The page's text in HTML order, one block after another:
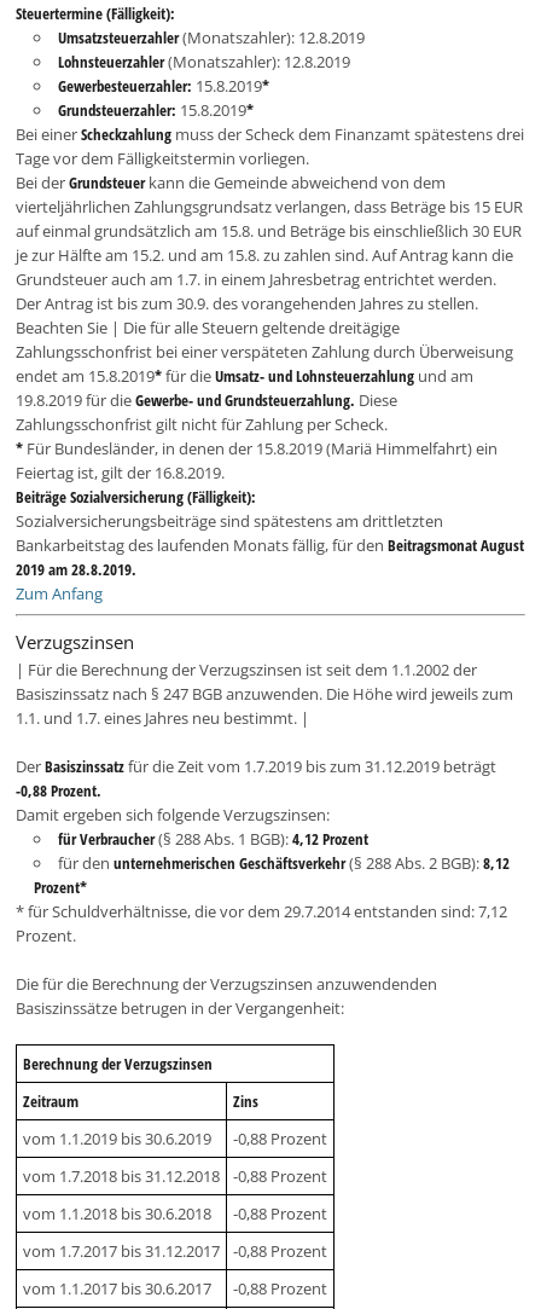
Steuertermine (Fälligkeit):
Umsatzsteuerzahler(Monatszahler): 12.8.2019
Lohnsteuerzahler(Monatszahler): 12.8.2019
Gewerbesteuerzahler: 15.8.2019*
Grundsteuerzahler: 15.8.2019*
Bei einerScheckzahlung muss der Scheck dem Finanzamt spätestens drei
Tage vor dem Fälligkeitstermin vorliegen.
Bei derGrundsteuerkann die Gemeinde abweichend von dem
vierteljährlichen Zahlungsgrundsatz verlangen, dass Beträge bis 15 EUR
auf einmal grundsätzlich am 15.8. und Beträge bis einschließlich 30 EUR
je zur Hälfte am 15.2. und am 15.8. zu zahlen sind. Auf Antrag kann die
Grundsteuer auch am 1.7. in einem Jahresbetrag entrichtet werden.
Der Antrag ist bis zum 30.9. des vorangehenden Jahres zu stellen.
Beachten Sie | Die für alle Steuern geltende dreitägige
Zahlungsschonfrist bei einer verspäteten Zahlung durch Überweisung
endet am 15.8.2019*für dieUmsatz- und Lohnsteuerzahlung und am
19.8.2019 für dieGewerbe- und Grundsteuerzahlung. Diese
Zahlungsschonfrist gilt nicht für Zahlung per Scheck.
* Für Bundesländer, in denen der 15.8.2019 (Mariä Himmelfahrt) ein
Feiertag ist, gilt der 16.8.2019.
Beiträge Sozialversicherung (Fälligkeit):
Sozialversicherungsbeiträge sind spätestens am drittletzten
Bankarbeitstag des laufenden Monats fällig, für denBeitragsmonat August
2019 am 28.8.2019.
Zum Anfang
Verzugszinsen
| Für die Berechnung der Verzugszinsen ist seit dem 1.1.2002 der
Basiszinssatz nach § 247 BGB anzuwenden. Die Höhe wird jeweils zum
1.1. und 1.7. eines Jahres neu bestimmt. |
DerBasiszinssatzfür die Zeit vom 1.7.2019 bis zum 31.12.2019 beträgt
-0,88 Prozent.
Damit ergeben sich folgende Verzugszinsen:
für Verbraucher(§ 288 Abs. 1 BGB):4,12 Prozent
für den unternehmerischen Geschäftsverkehr(§ 288 Abs. 2 BGB):8,12
Prozent*
* für Schuldverhältnisse, die vor dem 29.7.2014 entstanden sind: 7,12
Prozent.
Die für die Berechnung der Verzugszinsen anzuwendenden
Basiszinssätze betrugen in der Vergangenheit:
Berechnung der Verzugszinsen
Zeitraum
Zins
vom 1.1.2019 bis 30.6.2019
-0,88 Prozent
vom 1.7.2018 bis 31.12.2018
-0,88 Prozent
vom 1.1.2018 bis 30.6.2018
-0,88 Prozent
vom 1.7.2017 bis 31.12.2017
-0,88 Prozent
vom 1.1.2017 bis 30.6.2017
-0,88 Prozent